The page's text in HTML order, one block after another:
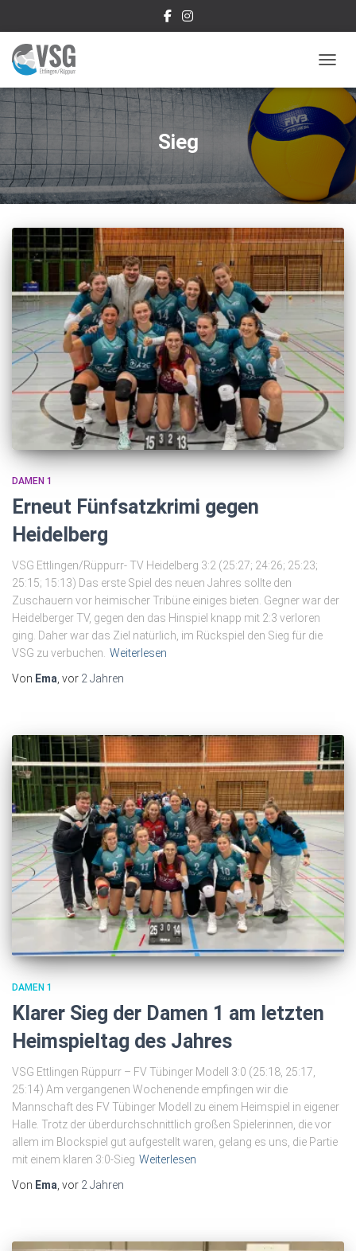
Sieg
DAMEN 1
Erneut Fünfsatzkrimi gegen
Heidelberg
VSG Ettlingen/Rüppurr- TV Heidelberg 3:2 (25:27; 24:26; 25:23;
25:15; 15:13) Das erste Spiel des neuen Jahres sollte den
Zuschauern vor heimischer Tribüne einiges bieten. Gegner war der
Heidelberger TV, gegen den das Hinspiel knapp mit 2:3 verloren
ging. Daher war das Ziel natürlich, im Rückspiel den Sieg für die
VSG zu verbuchen. Weiterlesen
Von Ema , vor 2 Jahren
DAMEN 1
Klarer Sieg der Damen 1 am letzten
Heimspieltag des Jahres
VSG Ettlingen Rüppurr – FV Tübinger Modell 3:0 (25:18, 25:17,
25:14) Am vergangenen Wochenende empfingen wir die
Mannschaft des FV Tübinger Modell zu einem Heimspiel in eigener
Halle. Trotz der überdurchschnittlich großen Spielerinnen, die vor
allem im Blockspiel gut aufgestellt waren, gelang es uns, die Partie
mit einem klaren 3:0-Sieg Weiterlesen
Von Ema, vor 2 Jahren